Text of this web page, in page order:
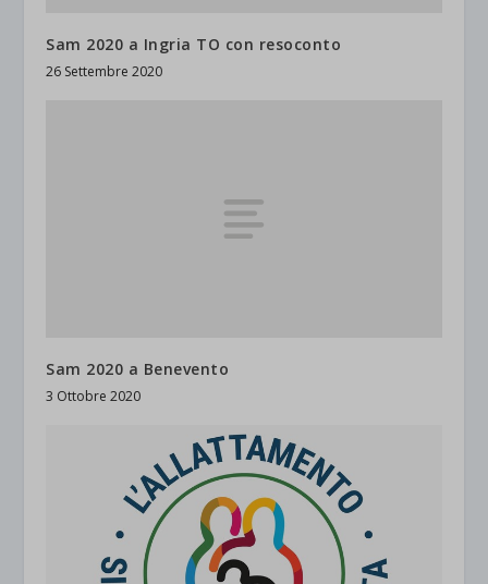
Sam 2020 a Ingria TO con resoconto
26 Settembre 2020
Sam 2020 a Benevento
3 Ottobre 2020